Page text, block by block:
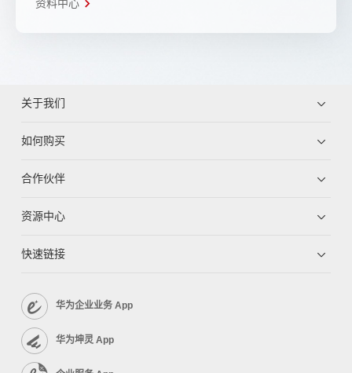
资料中心
关于我们
如何购买
合作伙伴
资源中心
快速链接
华为企业业务 App
华为坤灵 App